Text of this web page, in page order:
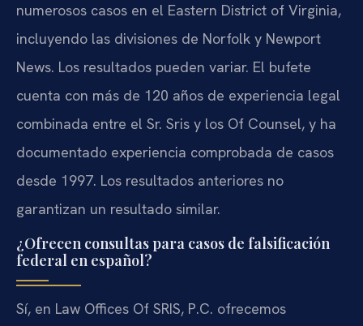
numerosos casos en el Eastern District of Virginia,
incluyendo las divisiones de Norfolk y Newport
News. Los resultados pueden variar. El bufete
cuenta con más de 120 años de experiencia legal
combinada entre el Sr. Sris y los Of Counsel, y ha
documentado experiencia comprobada de casos
desde 1997. Los resultados anteriores no
garantizan un resultado similar.
¿Ofrecen consultas para casos de falsificación
federal en español?
Sí, en Law Offices Of SRIS, P.C. ofrecemos